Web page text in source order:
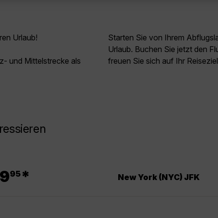
Urlaub!
und Mittelstrecke als
Starten Sie von Ihrem
Urlaub. Buchen Sie jetzt den
freuen Sie sich auf Ihr
95 * New York (NYC) JFK